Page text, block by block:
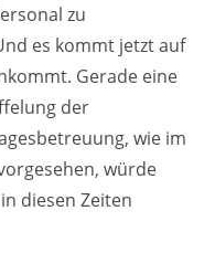
zu
es kommt jetzt auf
Gerade eine
der
wie im
würde
diesen Zeiten